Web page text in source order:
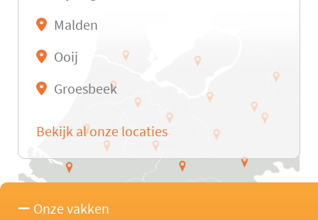
Malden
Ooij
Groesbeek
Bekijk al onze locaties
Onze vakken